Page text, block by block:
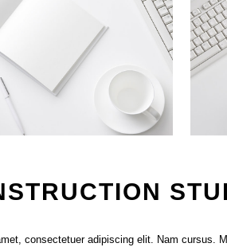
consectetuer adipiscing elit. Nam cursus.